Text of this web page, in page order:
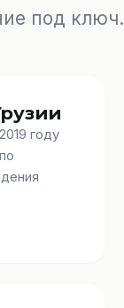
под ключ.
году